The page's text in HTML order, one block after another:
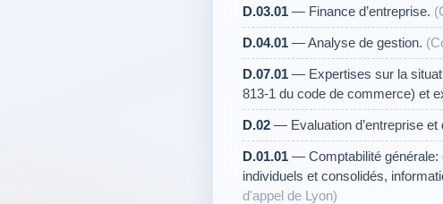
D.03.01 — Finance d’entreprise.
D.04.01 — Analyse de gestion.
D.07.01 — Expertises sur la
813-1 du code de commerce) et
D.02 — Evaluation d’entreprise et
D.01.01 — Comptabilité générale:
individuels et consolidés,
d'appel de Lyon)